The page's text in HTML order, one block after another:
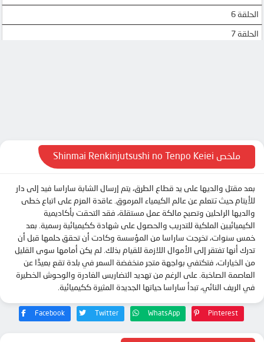
الحلقة 6
الحلقة 7
ملخص Shinmai Renkinjutsushi no Tenpo Keiei
بعد مقتل والديها على يد قطاع الطرق، يتم إرسال الشابة ساراسا فيد إلى دار
للأيتام حيث تتعلم عن عالم الكيمياء المرموق. عاقدة العزم على اتباع خطى
والديها الراحلين وتصبح مالكة عمل مستقلة، فقد التحقت بأكاديمية
الكيميائيين الملكية للتدريب والحصول على شهادة ككيميائية رسمية. بعد
خمس سنوات، تخرجت ساراسا من المؤسسة وكادت أن تحقق حلمها قبل أن
تدرك أنها تفتقر إلى الأموال اللازمة للقيام بذلك. لم يكن أمامها سوى القليل
من الخيارات، فتكتفي بواجهة متجر منخفضة السعر في بلدة تقع بعيدًا عن
العاصمة الصاخبة. على الرغم من تهديد التضاريس الغادرة والوحوش الخطيرة
في الريف النائي، تبدأ ساراسا حياتها الجديدة المثيرة ككيميائية.
Facebook Twitter WhatsApp Pinterest